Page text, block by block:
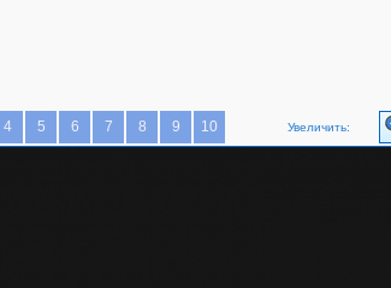
4 5 6 7 8 9 10 Увеличить: